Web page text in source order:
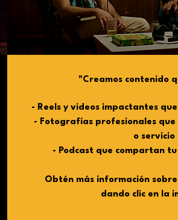
"Creamos contenido
- Reels y videos impactantes
- Fotografías profesionales
o servicio
- Podcast que compartan
Obtén más información
dando clic en la